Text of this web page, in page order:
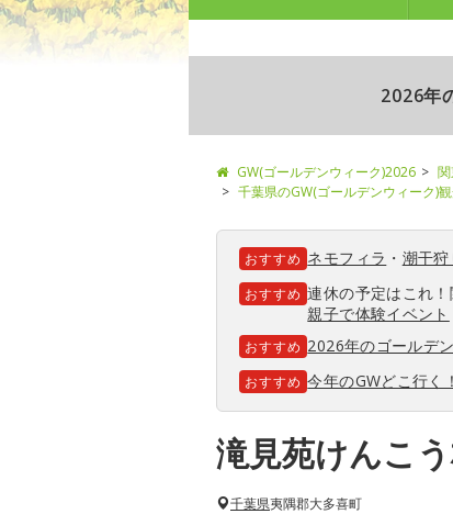
2026年
GW(ゴールデンウィーク)2026
千葉県のGW(ゴールデンウィーク)
おすすめ ネモフィラ ・ 潮干狩
おすすめ 連休の予定はこれ
親子で体験イベント
おすすめ 2026年のゴールデ
おすすめ 今年のGWどこ行く
滝見苑けんこ
千葉県夷隅郡大多喜町